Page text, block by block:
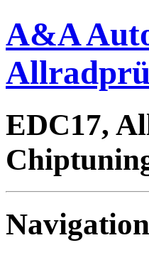
A&A
EDC17,
Navigation